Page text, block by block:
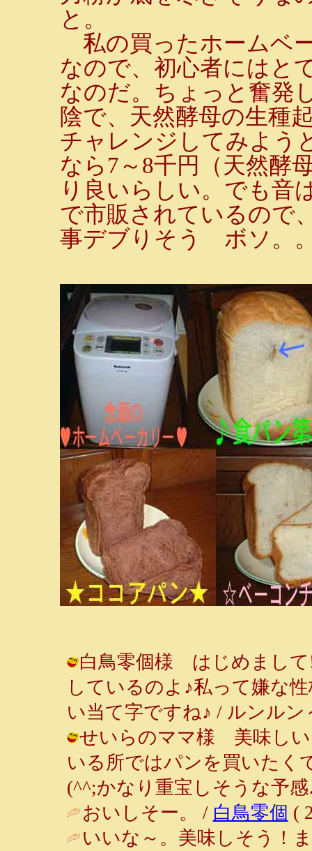
と。
私の買ったホームベ
なので、初心者にはと
なのだ。ちょっと奮発
陰で、天然酵母の生種
チャレンジしてみよう
なら7～8千円（天然酵
り良いらしい。でも音
で市販されているの
事デブりそう ボソ。
白鳥零個様 はじめまして
しているのよ♪私って嫌な
い当て字ですね♪ / ルンルン
せいらのママ様 美味し
いる所ではパンを買いたく
(^^;かなり重宝しそうな予感
おいしそー。 / 白鳥零個 (
いいな～。美味しそう！